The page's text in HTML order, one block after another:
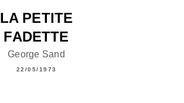
LA PETITE
FADETTE
George Sand
22/05/1973